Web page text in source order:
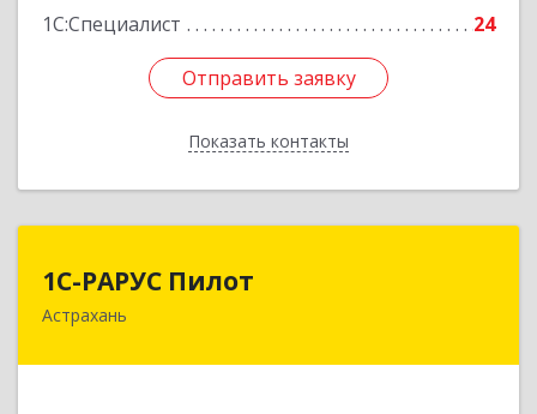
1С:Специалист
24
Отправить заявку
Показать контакты
Отправить заявку
Назад
1С-РАРУС Пилот
Астрахань